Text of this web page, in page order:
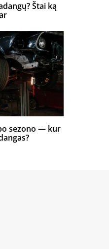
Štai ką
sezono — kur